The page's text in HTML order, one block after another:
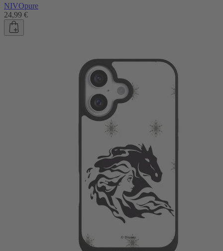
NIVOpure
24,99 €